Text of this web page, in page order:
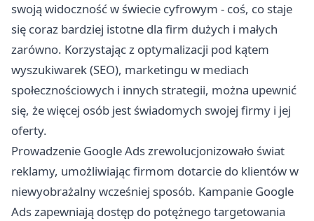
swoją widoczność w świecie cyfrowym - coś, co staje
się coraz bardziej istotne dla firm dużych i małych
zarówno. Korzystając z optymalizacji pod kątem
wyszukiwarek (SEO), marketingu w mediach
społecznościowych i innych strategii, można upewnić
się, że więcej osób jest świadomych swojej firmy i jej
oferty.
Prowadzenie Google Adszrewolucjonizowało świat
reklamy, umożliwiając firmom dotarcie do klientów w
niewyobrażalny wcześniej sposób. Kampanie Google
Ads zapewniają dostęp do potężnego targetowania